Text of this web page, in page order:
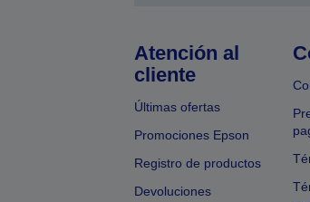
Atención al
cliente
Últimas ofertas
Promociones Epson
Registro de productos
Devoluciones